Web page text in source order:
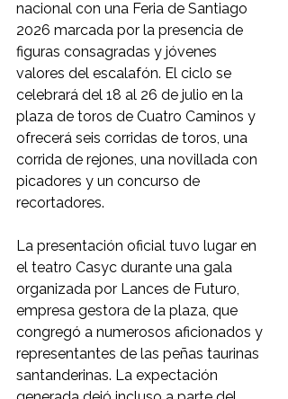
nacional con una Feria de Santiago
2026 marcada por la presencia de
figuras consagradas y jóvenes
valores del escalafón. El ciclo se
celebrará del 18 al 26 de julio en la
plaza de toros de Cuatro Caminos y
ofrecerá seis corridas de toros, una
corrida de rejones, una novillada con
picadores y un concurso de
recortadores.
La presentación oficial tuvo lugar en
el teatro Casyc durante una gala
organizada por Lances de Futuro,
empresa gestora de la plaza, que
congregó a numerosos aficionados y
representantes de las peñas taurinas
santanderinas. La expectación